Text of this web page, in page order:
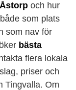
och hur
som plats
som nav för
bästa
flera lokala
priser och
Tingvalla. Om